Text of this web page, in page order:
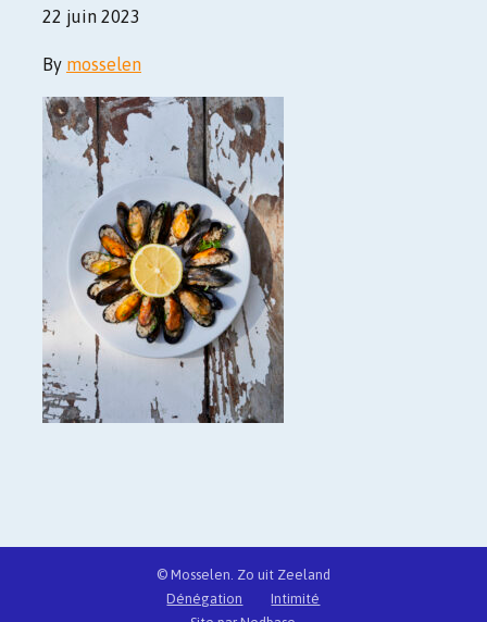
22 juin 2023
By mosselen
© Mosselen. Zo uit Zeeland
Dénégation
Intimité